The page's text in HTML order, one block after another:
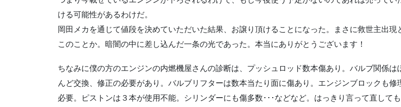
ける可能性があるわけだ。
岡田メカを通じて値段を決めていただいた結果、お譲り頂けることになった。まさに救世主出現
このことか。暗闇の中に差し込んだ一条の光であった。本当にありがとうございます！
ちなみに僕の方のエンジンの内燃機屋さんの診断は、プッシュロッド数本傷あり。バルブ関係は
んど交換、修正の必要があり。バルブリフターは数本当たり面に傷あり。エンジンブロックも修
必要。ピストンは３本が使用不能。シリンダーにも傷多数･･･などなど。はっきり言って直して